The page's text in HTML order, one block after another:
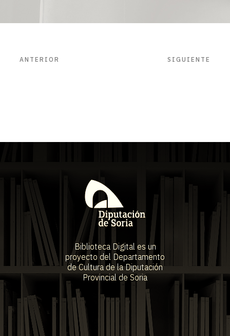
ANTERIOR SIGUIENTE
Biblioteca Digital es un
proyecto del Departamento
de Cultura de la Diputación
Provincial de Soria